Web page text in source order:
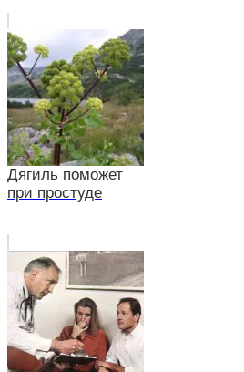
Дягиль поможет
при простуде